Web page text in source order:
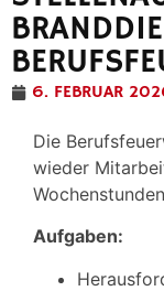
6. FEBRUAR
Die
wieder
Aufgaben: